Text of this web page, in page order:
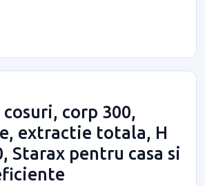
corp 300,
extractie totala, H
Starax pentru casa si